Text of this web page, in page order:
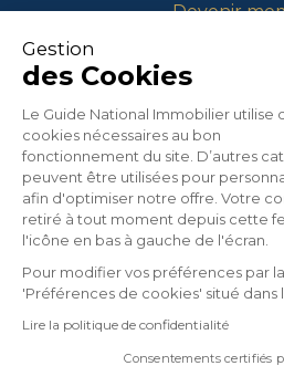
Devenir
Comment
04 90 01
453 Route
13670
©2026LE GUIDE
droits
Gestion
des Cookies
Le Guide National Immobilier utilise
cookies nécessaires au bon
fonctionnement du site. D’autres
peuvent être utilisées pour
afin d'optimiser notre offre. Votre
retiré à tout moment depuis cette
l'icône en bas à gauche de l'écran.
Pour modifier vos préférences par
'Préférences de cookies' situé dans
Lire la politique de confidentialité
Consentements certifiés